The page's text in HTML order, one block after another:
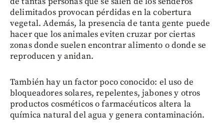
delimitados provocan pérdidas en la cobertura
vegetal. Además, la presencia de tanta gente puede
hacer que los animales eviten cruzar por ciertas
zonas donde suelen encontrar alimento o donde se
reproducen y anidan.
También hay un factor poco conocido: el uso de
bloqueadores solares, repelentes, jabones y otros
productos cosméticos o farmacéuticos altera la
química natural del agua y genera contaminación.